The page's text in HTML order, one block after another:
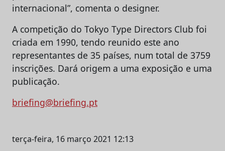
internacional”, comenta o designer.
A competição do Tokyo Type Directors Club foi
criada em 1990, tendo reunido este ano
representantes de 35 países, num total de 3759
inscrições. Dará origem a uma exposição e uma
publicação.
briefing@briefing.pt
terça-feira, 16 março 2021 12:13